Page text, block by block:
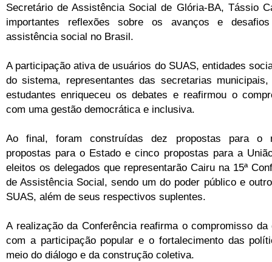
Secretário de Assistência Social de Glória-BA, Tássio
importantes reflexões sobre os avanços e
assistência social no Brasil.
A participação ativa de usuários do SUAS, entidades
do sistema, representantes das secretarias
estudantes enriqueceu os debates e reafirmou o
com uma gestão democrática e inclusiva.
Ao final, foram construídas dez propostas para o
propostas para o Estado e cinco propostas para a
eleitos os delegados que representarão Cairu na 15ª
de Assistência Social, sendo um do poder público e
SUAS, além de seus respectivos suplentes.
A realização da Conferência reafirma o compromisso da
com a participação popular e o fortalecimento das
meio do diálogo e da construção coletiva.